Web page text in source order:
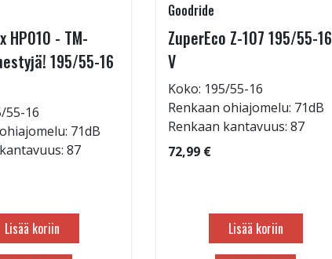
HP010 - TM-
195/55-16
55-16
71dB
87
Lisää koriin
Goodride
ZuperEco Z-107 195/55-16
V
Koko: 195/55-16
Renkaan ohiajomelu: 71dB
Renkaan kantavuus: 87
72,99 €
Lisää koriin